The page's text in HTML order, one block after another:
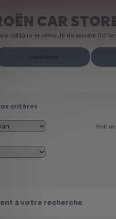
CAR
utilitaire et véhicule de société
Transformé
critères
Finition
à votre recherche